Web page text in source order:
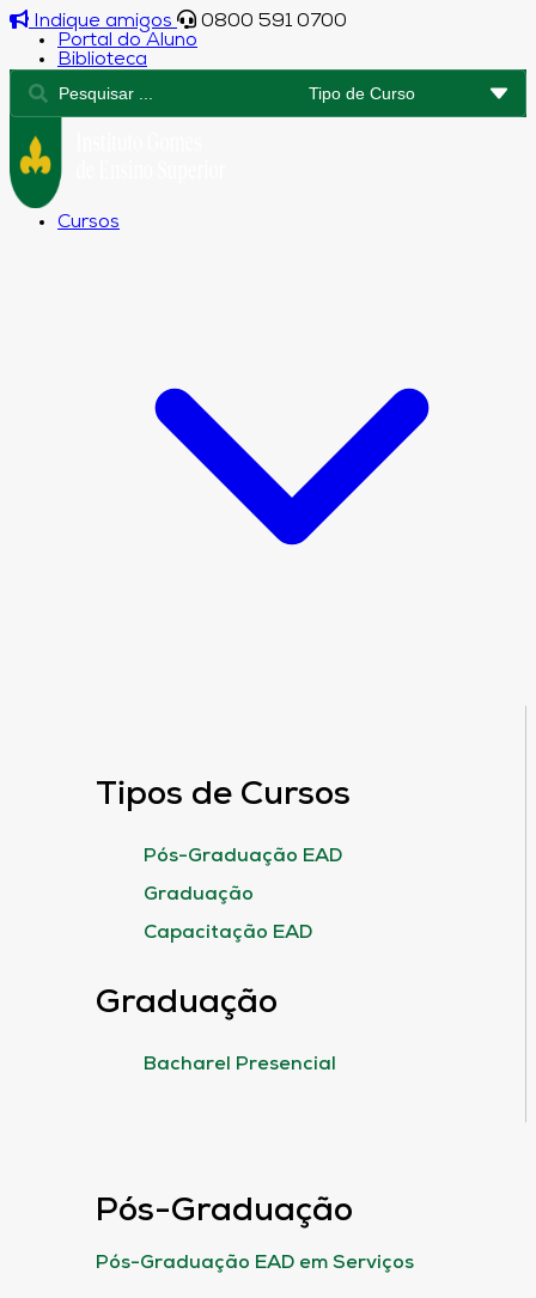
Indique amigos
0800 591 0700
Portal do Aluno
Biblioteca
Cursos
Tipos de Cursos
Pós-Graduação EAD
Graduação
Capacitação EAD
Graduação
Bacharel Presencial
Pós-Graduação
Pós-Graduação EAD em Serviços